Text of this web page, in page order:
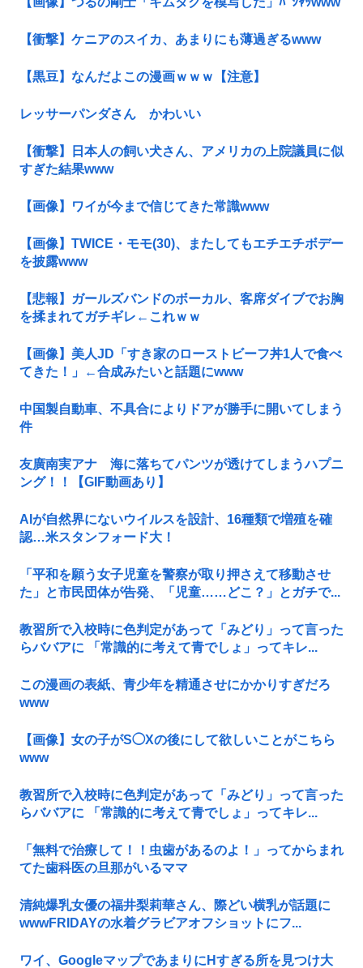
【衝撃】ケニアのスイカ、あまりにも薄過ぎるwww
【黒豆】なんだよこの漫画ｗｗｗ【注意】
レッサーパンダさん かわいい
【衝撃】日本人の飼い犬さん、アメリカの上院議員に似
すぎた結果www
【画像】ワイが今まで信じてきた常識www
【画像】TWICE・モモ(30)、またしてもエチエチボデー
を披露www
【悲報】ガールズバンドのボーカル、客席ダイブでお胸
を揉まれてガチギレ←これｗｗ
【画像】美人JD「すき家のローストビーフ丼1人で食べ
てきた！」←合成みたいと話題にwww
中国製自動車、不具合によりドアが勝手に開いてしまう
件
友廣南実アナ 海に落ちてパンツが透けてしまうハプニ
ング！！【GIF動画あり】
AIが自然界にないウイルスを設計、16種類で増殖を確
認…米スタンフォード大！
「平和を願う女子児童を警察が取り押さえて移動させ
た」と市民団体が告発、「児童……どこ？」とガチで...
教習所で入校時に色判定があって「みどり」って言った
らババアに 「常識的に考えて青でしょ」ってキレ...
この漫画の表紙、青少年を精通させにかかりすぎだろ
www
【画像】女の子がS◯Xの後にして欲しいことがこちら
www
教習所で入校時に色判定があって「みどり」って言った
らババアに 「常識的に考えて青でしょ」ってキレ...
「無料で治療して！！虫歯があるのよ！」ってからまれ
てた歯科医の旦那がいるママ
清純爆乳女優の福井梨莉華さん、際どい横乳が話題に
wwwFRIDAYの水着グラビアオフショットにフ...
ワイ、GoogleマップであまりにΗすぎる所を見つけ大